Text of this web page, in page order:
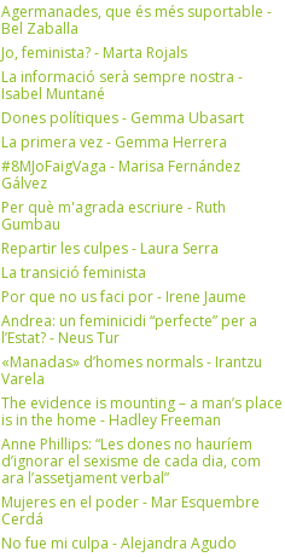
Agermanades, que és més suportable -
Bel Zaballa
Jo, feminista? - Marta Rojals
La informació serà sempre nostra -
Isabel Muntané
Dones polítiques - Gemma Ubasart
La primera vez - Gemma Herrera
#8MJoFaigVaga - Marisa Fernández
Gálvez
Per què m'agrada escriure - Ruth
Gumbau
Repartir les culpes - Laura Serra
La transició feminista
Por que no us faci por - Irene Jaume
Andrea: un feminicidi “perfecte” per a
l’Estat? - Neus Tur
«Manadas» d’homes normals - Irantzu
Varela
The evidence is mounting – a man’s place
is in the home - Hadley Freeman
Anne Phillips: “Les dones no hauríem
d’ignorar el sexisme de cada dia, com
ara l’assetjament verbal”
Mujeres en el poder - Mar Esquembre
Cerdá
No fue mi culpa - Alejandra Agudo